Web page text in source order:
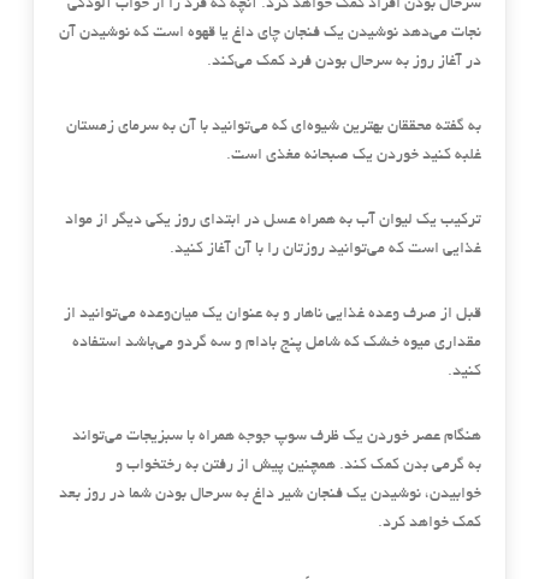
سرحال بودن افراد کمک خواهد کرد. آنچه که فرد را از خواب آلودگی
نجات می‌دهد نوشیدن یک فنجان چای داغ یا قهوه است که نوشیدن آن
در آغاز روز به سرحال بودن فرد کمک می‌کند.
به گفته محققان بهترین شیوه‌ای که می‌توانید با آن به سرمای زمستان
غلبه کنید خوردن یک صبحانه مغذی است.
ترکیب یک لیوان آب به همراه عسل در ابتدای روز یکی دیگر از مواد
غذایی است که می‌توانید روزتان را با آن آغاز کنید.
قبل از صرف وعده غذایی ناهار و به عنوان یک میان‌وعده می‌توانید از
مقداری میوه خشک که شامل پنج بادام و سه گردو می‌باشد استفاده
کنید.
هنگام عصر خوردن یک ظرف سوپ جوجه همراه با سبزیجات می‌تواند
به گرمی بدن کمک کند. همچنین پیش از رفتن به رختخواب و
خوابیدن، نوشیدن یک فنجان شیر داغ به سرحال بودن شما در روز بعد
کمک خواهد کرد.